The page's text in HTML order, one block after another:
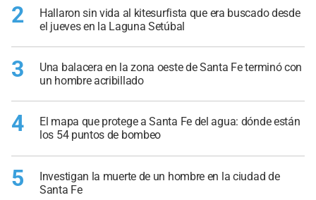
2
Hallaron sin vida al kitesurfista que era buscado desde
el jueves en la Laguna Setúbal
3
Una balacera en la zona oeste de Santa Fe terminó con
un hombre acribillado
4
El mapa que protege a Santa Fe del agua: dónde están
los 54 puntos de bombeo
5
Investigan la muerte de un hombre en la ciudad de
Santa Fe